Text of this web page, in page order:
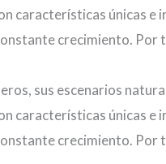
características únicas
crecimiento. Por
sus escenarios
características únicas
crecimiento. Por